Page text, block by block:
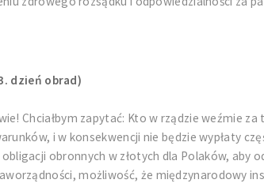
dzień obrad)
Chciałbym zapytać: Kto w rządzie weźmie
i w konsekwencji nie będzie wypłaty
obronnych w złotych dla Polaków, aby
możliwość, że międzynarodowy